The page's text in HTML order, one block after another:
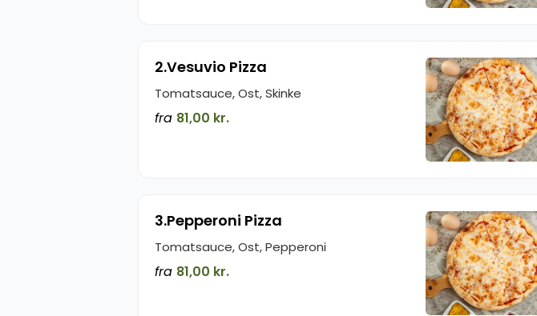
2.Vesuvio Pizza
Tomatsauce, Ost, Skinke
fra 81,00 kr.
3.Pepperoni Pizza
Tomatsauce, Ost, Pepperoni
fra 81,00 kr.